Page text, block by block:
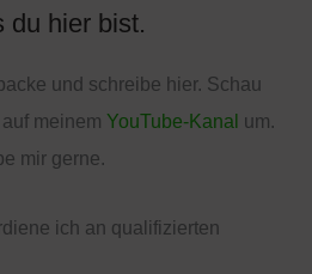
du hier bist.
und schreibe hier. Schau
meinem YouTube-Kanal um.
mir gerne.
ich an qualifizierten